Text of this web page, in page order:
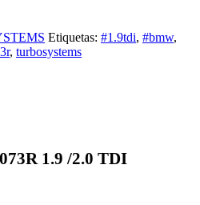
Etiquetas: #1.9tdi, #bmw,
, turbosystems
1.9 /2.0 TDI